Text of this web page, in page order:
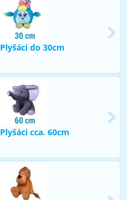
Plyšáci do 30cm
Plyšáci cca. 60cm